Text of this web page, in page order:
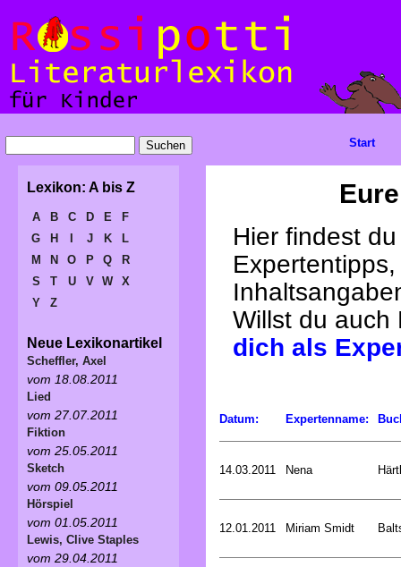
Hier findest
Willst du
dich als
Datum: Expertenname:
14.03.2011 Nena
12.01.2011 Miriam Smidt
Start
Lexikon: A bis Z
A B C D E
F
G
H J K
L
M
N O P Q
R
S
T U V W
X
Y
Z
Neue Lexikonartikel
Scheffler, Axel
vom 18.08.2011
Lied
vom 27.07.2011
Fiktion
vom 25.05.2011
Sketch
vom 09.05.2011
Hörspiel
vom 01.05.2011
Lewis, Clive Staples
vom 29.04.2011